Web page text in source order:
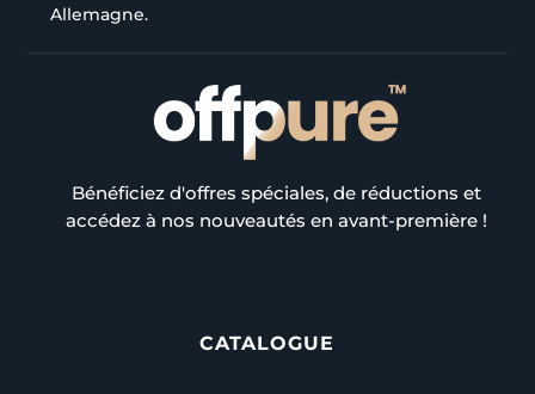
Allemagne.
Bénéficiez d'offres spéciales, de réductions et
accédez à nos nouveautés en avant-première !
CATALOGUE